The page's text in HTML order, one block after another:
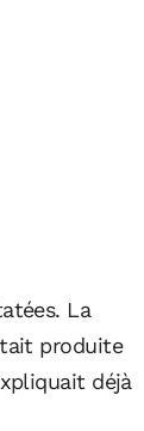
La
produite
déjà